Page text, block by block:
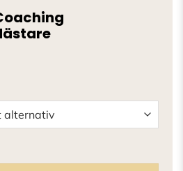
Avancerad/Mästare mängd